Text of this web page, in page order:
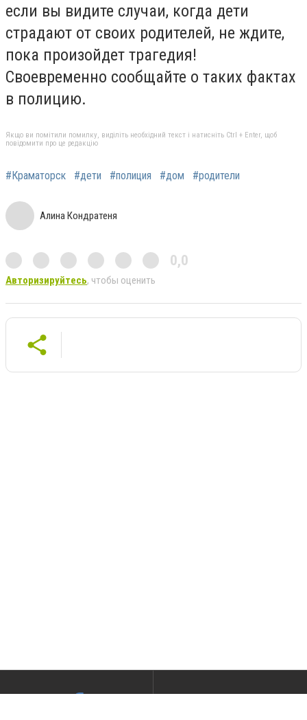
если вы видите случаи, когда дети
страдают от своих родителей, не ждите,
пока произойдет трагедия!
Своевременно сообщайте о таких фактах
в полицию.
Якщо ви помітили помилку, виділіть необхідний текст і натисніть Ctrl + Enter, щоб
повідомити про це редакцію
#Краматорск #дети #полиция #дом #родители
Алина Кондратеня
0,0
Авторизируйтесь, чтобы оценить